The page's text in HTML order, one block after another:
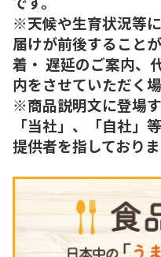
※天候や生育状況等
届けが前後すること
着・ 遅延のご案内、
内をさせていただく
※商品説明文に登場
「当社」、「自社」
提供者を指しておりま